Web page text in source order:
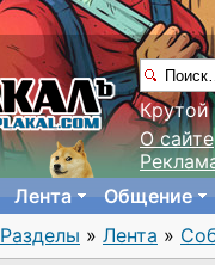
Крутой
О сайте
Лента Общение
Разделы » Лента »